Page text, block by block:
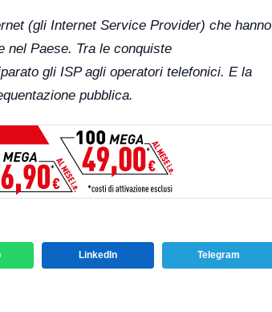
(gli Internet Service Provider) che hanno
nel Paese. Tra le conquiste
gli ISP agli operatori telefonici. E la
pubblica.
LinkedIn Telegram